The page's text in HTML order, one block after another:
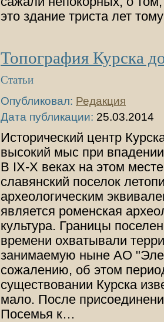
это здание триста лет
Топография Курска
Статьи
Опубликовал: Редакция
Дата публикации: 25.03.2014
Исторический центр
высокий мыс при
В IХ-Х веках на этом
славянский поселок
археологическим
является роменская
культура. Границы
времени охватывали
занимаемую ныне АО
сожалению, об этом
существовании Курска
мало. После
Посемья к…